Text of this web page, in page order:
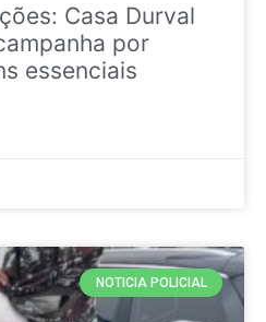
Casa Durval
por
essenciais
NOTICIA POLICIAL